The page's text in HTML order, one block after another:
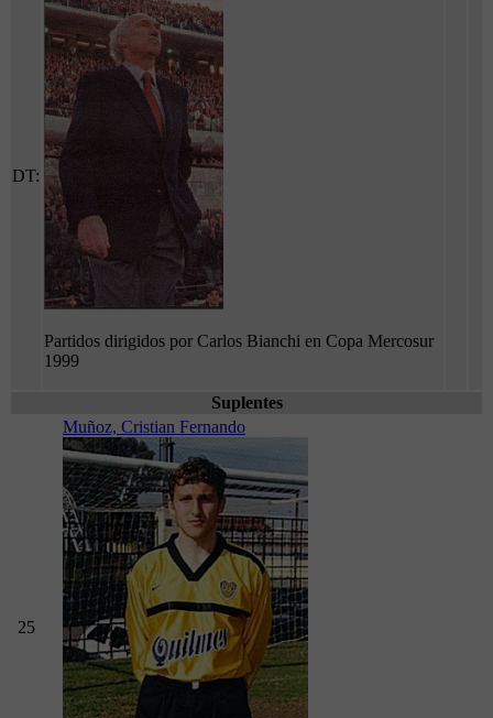
DT:
Partidos dirigidos por Carlos Bianchi en Copa Mercosur
1999
Suplentes
25
Muñoz, Cristian Fernando